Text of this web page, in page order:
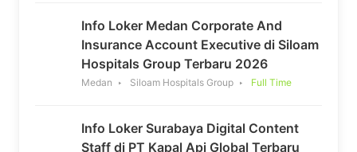
Info Loker Medan Corporate And
Insurance Account Executive di Siloam
Hospitals Group Terbaru 2026
Medan Siloam Hospitals Group Full Time
Info Loker Surabaya Digital Content
Staff di PT Kapal Api Global Terbaru